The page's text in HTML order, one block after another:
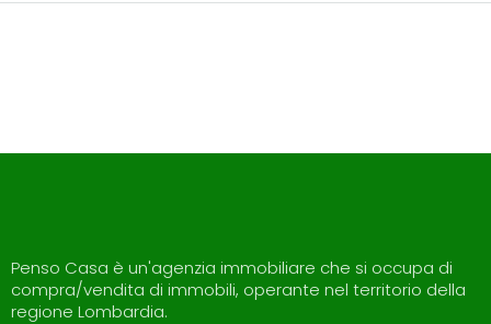
Penso Casa è un'agenzia immobiliare che si occupa di
compra/vendita di immobili, operante nel territorio della
regione Lombardia.